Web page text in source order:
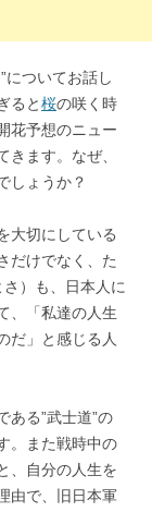
についてお話し
ると桜の咲く時
花予想のニュー
ます。なぜ、
しょうか？
大切にしている
だけでなく、た
）も、日本人に
、「私達の人生
だ」と感じる人
ある”武士道”の
。また戦時中の
、自分の人生を
由で、旧日本軍